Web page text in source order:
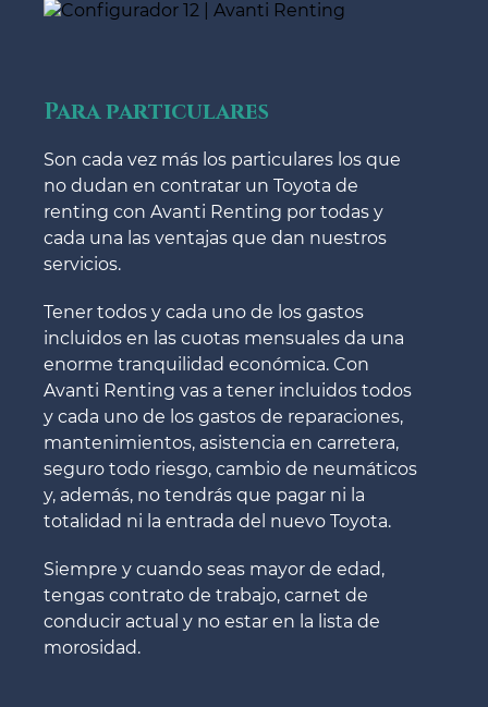
Para particulares
Son cada vez más los particulares los que
no dudan en contratar un Toyota de
renting con Avanti Renting por todas y
cada una las ventajas que dan nuestros
servicios.
Tener todos y cada uno de los gastos
incluidos en las cuotas mensuales da una
enorme tranquilidad económica. Con
Avanti Renting vas a tener incluidos todos
y cada uno de los gastos de reparaciones,
mantenimientos, asistencia en carretera,
seguro todo riesgo, cambio de neumáticos
y, además, no tendrás que pagar ni la
totalidad ni la entrada del nuevo Toyota.
Siempre y cuando seas mayor de edad,
tengas contrato de trabajo, carnet de
conducir actual y no estar en la lista de
morosidad.